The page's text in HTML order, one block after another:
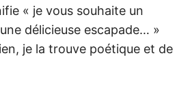
« je vous souhaite un
délicieuse escapade… »
je la trouve poétique et de